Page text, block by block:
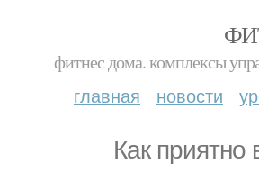
фитнес дома. комплексы
главная новости
Как приятно